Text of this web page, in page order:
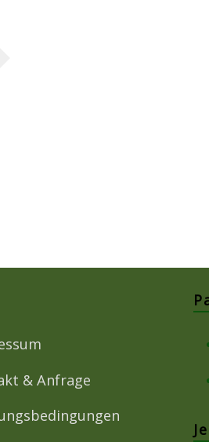
& Anfrage